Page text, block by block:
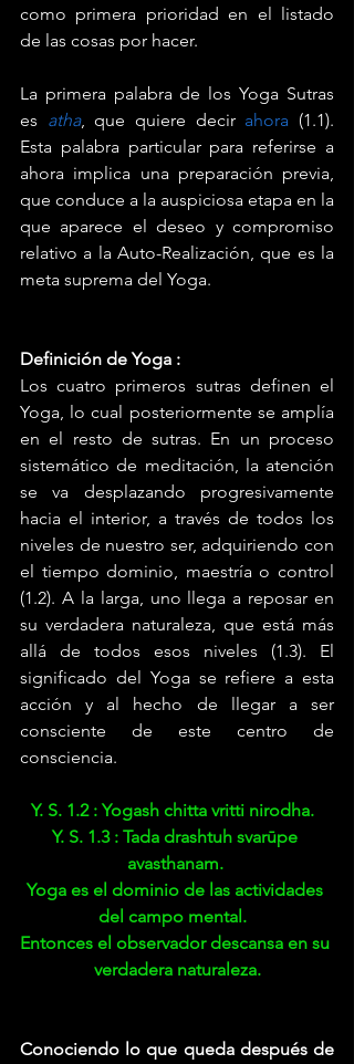
como primera prioridad en el listado
de las cosas por hacer.
La primera palabra de los Yoga Sutras
es atha, que quiere decir ahora (1.1).
Esta palabra particular para referirse a
ahora implica una preparación previa,
que conduce a la auspiciosa etapa en la
que aparece el deseo y compromiso
relativo a la Auto-Realización, que es la
meta suprema del Yoga.
Definición de Yoga :
Los cuatro primeros sutras definen el
Yoga, lo cual posteriormente se amplía
en el resto de sutras. En un proceso
sistemático de meditación, la atención
se va desplazando progresivamente
hacia el interior, a través de todos los
niveles de nuestro ser, adquiriendo con
el tiempo dominio, maestría o control
(1.2). A la larga, uno llega a reposar en
su verdadera naturaleza, que está más
allá de todos esos niveles (1.3). El
significado del Yoga se refiere a esta
acción y al hecho de llegar a ser
consciente de este centro de
consciencia.
Y. S. 1.2 : Yogash chitta vritti nirodha.
Y. S. 1.3 : Tada drashtuh svarūpe
avasthanam.
Yoga es el dominio de las actividades
del campo mental.
Entonces el observador descansa en su
verdadera naturaleza.
Conociendo lo que queda después de